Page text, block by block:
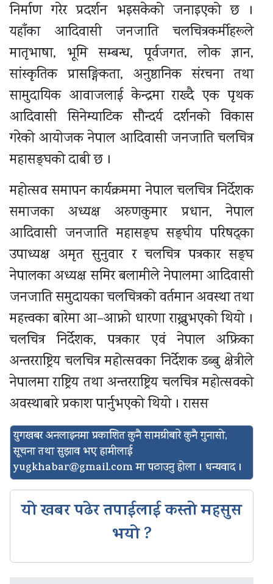
निर्माण गरेर प्रदर्शन भइसकेको जनाइएको छ ।
यहाँका आदिवासी जनजाति चलचित्रकर्मीहरूले
मातृभाषा, भूमि सम्बन्ध, पूर्वजगत, लोक ज्ञान,
सांस्कृतिक प्रासङ्गिकता, अनुष्ठानिक संरचना तथा
सामुदायिक आवाजलाई केन्द्रमा राख्दै एक पृथक
आदिवासी सिनेम्याटिक सौन्दर्य दर्शनको विकास
गरेको आयोजक नेपाल आदिवासी जनजाति चलचित्र
महासङ्घको दाबी छ ।
महोत्सव समापन कार्यक्रममा नेपाल चलचित्र निर्देशक
समाजका अध्यक्ष अरुणकुमार प्रधान, नेपाल
आदिवासी जनजाति महासङ्घ सङ्घीय परिषद्का
उपाध्यक्ष अमृत सुनुवार र चलचित्र पत्रकार सङ्घ
नेपालका अध्यक्ष समिर बलामीले नेपालमा आदिवासी
जनजाति समुदायका चलचित्रको वर्तमान अवस्था तथा
महत्त्वका बारेमा आ–आफ्नो धारणा राख्नुभएको थियो ।
चलचित्र निर्देशक, पत्रकार एवं नेपाल अफ्रिका
अन्तरराष्ट्रिय चलचित्र महोत्सवका निर्देशक डब्बु क्षेत्रीले
नेपालमा राष्ट्रिय तथा अन्तरराष्ट्रिय चलचित्र महोत्सवको
अवस्थाबारे प्रकाश पार्नुभएको थियो । रासस
युगखबर अनलाइनमा प्रकाशित कुनै सामग्रीबारे कुनै गुनासो,
सूचना तथा सुझाव भए हामीलाई
yugkhabar@gmail.comमा पठाउनु होला । धन्यवाद ।
यो खबर पढेर तपाईलाई कस्तो महसुस
भयो ?